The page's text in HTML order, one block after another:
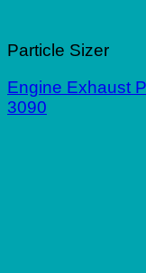
Particle Sizer
Engine Exhaust
3090